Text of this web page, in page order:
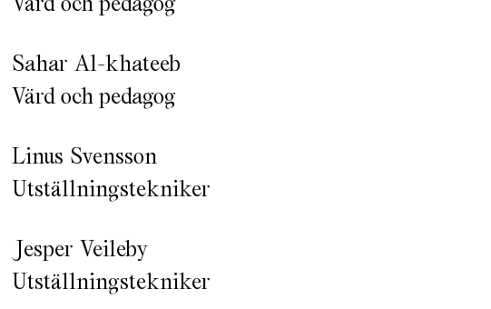
Sahar Al-khateeb
Värd och pedagog
Linus Svensson
Utställningstekniker
Jesper Veileby
Utställningstekniker